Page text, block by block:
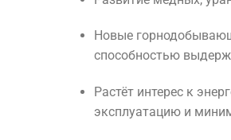
Новые
способностью
Растёт интерес к
эксплуатацию и